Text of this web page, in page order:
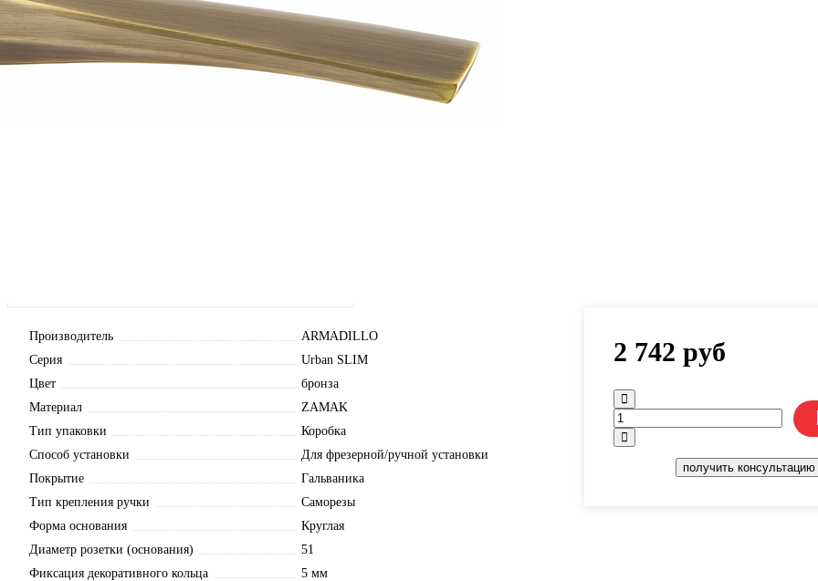
Производитель
ARMADILLO
Серия
Urban SLIM
Цвет
бронза
Материал
ZAMAK
Тип упаковки
Коробка
Способ установки
Для фрезерной/ручной установки
Покрытие
Гальваника
Тип крепления ручки
Саморезы
Форма основания
Круглая
Диаметр розетки (основания)
51
Фиксация декоративного кольца
5 мм
2 742 руб
получить консультацию